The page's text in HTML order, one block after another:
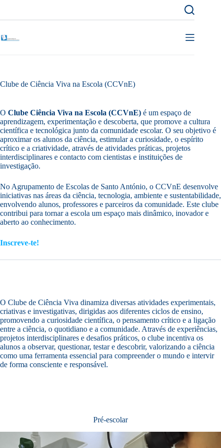
o
Clube de Ciência Viva na Escola (CCVnE)
O Clube Ciência Viva na Escola (CCVnE) é um espaço de
aprendizagem, experimentação e descoberta, que promove a cultura
científica e tecnológica junto da comunidade escolar. O seu objetivo é
aproximar os alunos da ciência, estimular a curiosidade, o espírito
crítico e a criatividade, através de atividades práticas, projetos
interdisciplinares e contacto com cientistas e instituições de
investigação.
No Agrupamento de Escolas de Santo António, o CCVnE desenvolve
iniciativas nas áreas da ciência, tecnologia, ambiente e sustentabilidade,
envolvendo alunos, professores e parceiros da comunidade. Este clube
contribui para tornar a escola um espaço mais dinâmico, inovador e
aberto ao conhecimento.
Inscreve-te!
O Clube de Ciência Viva dinamiza diversas atividades experimentais,
criativas e investigativas, dirigidas aos diferentes ciclos de ensino,
promovendo a curiosidade científica, o pensamento crítico e a ligação
entre a ciência, o quotidiano e a comunidade. Através de experiências,
projetos interdisciplinares e desafios práticos, o clube incentiva os
alunos a observar, questionar, testar e descobrir, valorizando a ciência
como uma ferramenta essencial para compreender o mundo e intervir
de forma consciente e responsável.
Pré-escolar